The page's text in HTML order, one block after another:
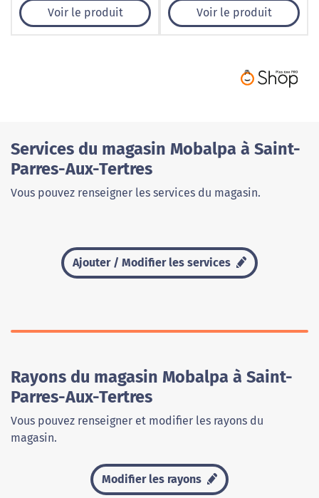
Voir le produit Voir le produit
Services du magasin Mobalpa à Saint-
Parres-Aux-Tertres
Vous pouvez renseigner les services du magasin.
Ajouter / Modifier les services
Rayons du magasin Mobalpa à Saint-
Parres-Aux-Tertres
Vous pouvez renseigner et modifier les rayons du
magasin.
Modifier les rayons